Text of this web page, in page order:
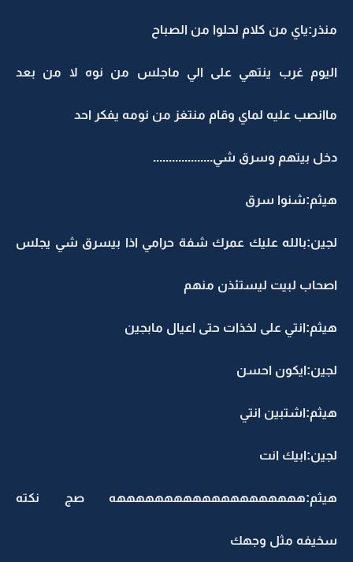
منذر:ياي من كلام لحلوا من الصباح
اليوم غرب ينتهي على الي ماجلس من نوه لا من بعد
ماانصب عليه لماي وقام منتغز من نومه يفكر احد
دخل بيتهم وسرق شي...................
هيثم:شنوا سرق
لجين:بالله عليك عمرك شفة حرامي اذا بيسرق شي يجلس
اصحاب لبيت ليستئذن منهم
هيثم:انتي على لخذات حتى اعيال مابجين
لجين:ايكون احسن
هيثم:اشتبين انتي
لجين:ابيك انت
هيثم:ههههههههههههههههههههه صج نكته
سخيفه مثل وجهك